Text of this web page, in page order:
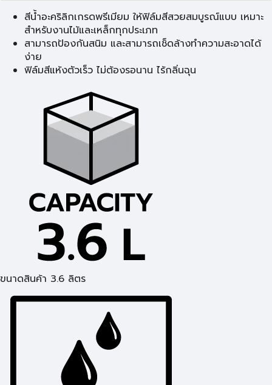
สีน้ำอะคริลิกเกรดพรีเมียม ให้ฟิล์มสีสวยสมบูรณ์แบบ เหมาะ
สำหรับงานไม้และเหล็กทุกประเภท
สามารถป้องกันสนิม และสามารถเช็ดล้างทำความสะอาดได้
ง่าย
ฟิล์มสีแห้งตัวเร็ว ไม่ต้องรอนาน ไร้กลิ่นฉุน
ขนาดสินค้า 3.6 ลิตร